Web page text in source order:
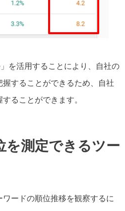
を活用することにより、自社の
することができるため、自社
ることができます。
を測定できるツー
ワードの順位推移を観察するに